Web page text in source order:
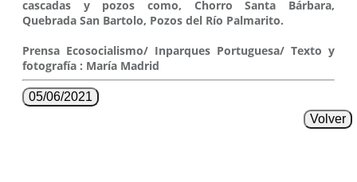
cascadas y pozos como, Chorro Santa Bárbara,
Quebrada San Bartolo, Pozos del Río Palmarito.
Prensa Ecosocialismo/ Inparques Portuguesa/ Texto y
fotografía : María Madrid
05/06/2021
Volver